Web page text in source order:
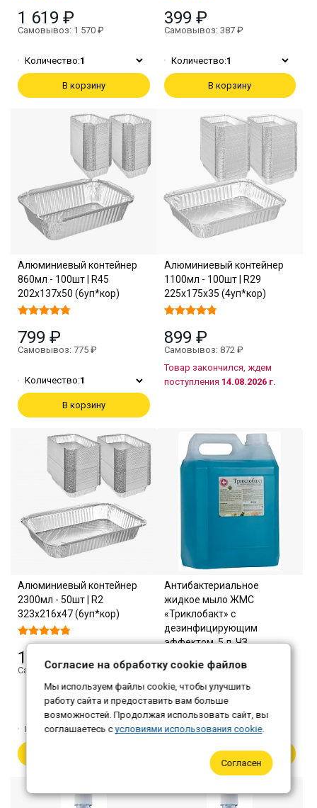
1 619 ₽
Самовывоз: 1 570 ₽
Количество:1
В корзину
399 ₽
Самовывоз: 387 ₽
Количество:1
В корзину
Алюминиевый контейнер
860мл - 100шт | R45
202х137х50 (6уп*кор)
799 ₽
Самовывоз: 775 ₽
Количество:1
В корзину
Алюминиевый контейнер
1100мл - 100шт | R29
225х175х35 (4уп*кор)
899 ₽
Самовывоз: 872 ₽
Товар закончился, ждем
поступления 14.08.2026 г.
Алюминиевый контейнер
2300мл - 50шт | R2
323х216х47 (6уп*кор)
1 025 ₽
Самовывоз: 994 ₽
Количество:1
Антибактериальное
жидкое мыло ЖМС
«Триклобакт» с
дезинфицирующим
эффектом, 5 л, ЧЗ
920 ₽
Самовывоз: 892 ₽
Количество:1
В корзину
Согласие на обработку cookie файлов
Мы используем файлы cookie, чтобы улучшить
работу сайта и предоставить вам больше
возможностей. Продолжая использовать сайт, вы
соглашаетесь сусловиями использования cookie.
Согласен